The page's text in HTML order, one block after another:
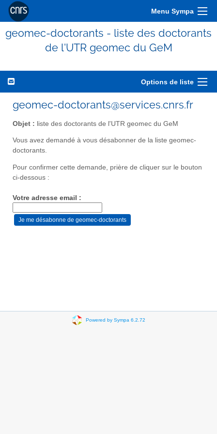
Menu Sympa
geomec-doctorants - liste des doctorants
de l'UTR geomec du GeM
Options de liste
geomec-doctorants@services.cnrs.fr
Objet : liste des doctorants de l'UTR geomec du GeM
Vous avez demandé à vous désabonner de la liste geomec-
doctorants.
Pour confirmer cette demande, prière de cliquer sur le bouton
ci-dessous :
Votre adresse email :
Powered by Sympa 6.2.72